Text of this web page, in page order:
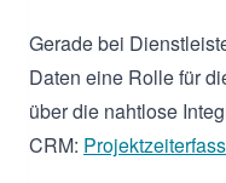
Gerade bei
Daten eine Rolle für
über die nahtlose
CRM: